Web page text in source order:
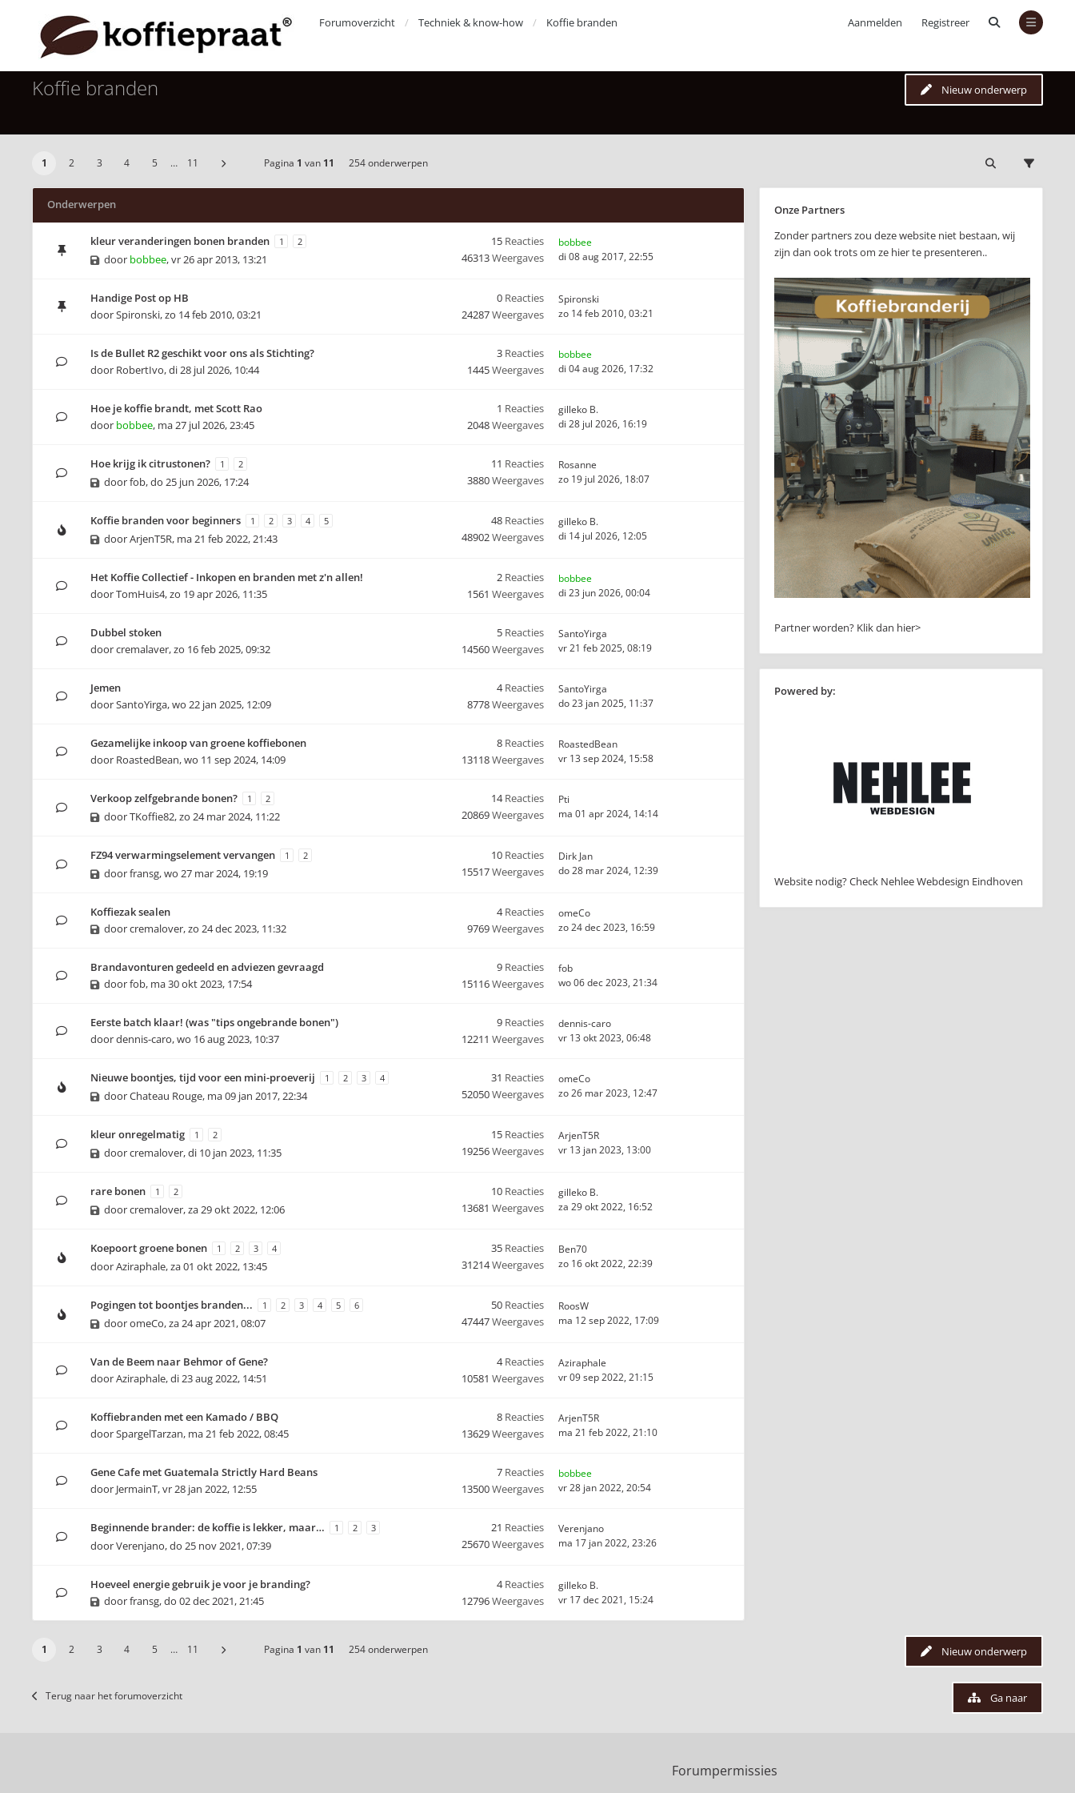
Aanmelden Registreer
Forumoverzicht Techniek & know-how Koffie branden
Koffie branden Nieuw onderwerp
1 2 3 4 5 … 11 Pagina 1 van 11 254 onderwerpen
Onderwerpen
kleur veranderingen bonen branden 1 2
door bobbee,vr 26 apr 2013, 13:21
15 Reacties
46313Weergaves
bobbee
di 08 aug 2017, 22:55
Handige Post op HB
doorSpironski,zo 14 feb 2010, 03:21
0 Reacties
24287Weergaves
Spironski
zo 14 feb 2010, 03:21
Is de Bullet R2 geschikt voor ons als Stichting?
door RobertIvo,di 28 jul 2026, 10:44
3 Reacties
1445Weergaves
bobbee
di 04 aug 2026, 17:32
Hoe je koffie brandt, met Scott Rao
door bobbee, ma 27 jul 2026, 23:45
1 Reacties
2048Weergaves
gilleko B.
di 28 jul 2026, 16:19
Hoe krijg ik citrustonen? 1 2
doorfob,do 25 jun 2026, 17:24
11 Reacties
3880Weergaves
Rosanne
zo 19 jul 2026, 18:07
Koffie branden voor beginners 1 2 3 4 5
doorArjenT5R, ma 21 feb 2022, 21:43
48 Reacties
48902Weergaves
gilleko B.
di 14 jul 2026, 12:05
Het Koffie Collectief - Inkopen en branden met z'n allen!
doorTomHuis4,zo 19 apr 2026, 11:35
2 Reacties
1561 Weergaves
bobbee
di 23 jun 2026, 00:04
Dubbel stoken
doorcremalaver,zo 16 feb 2025, 09:32
5 Reacties
14560Weergaves
SantoYirga
vr 21 feb 2025, 08:19
Jemen
doorSantoYirga,wo 22 jan 2025, 12:09
4Reacties
8778Weergaves
SantoYirga
do 23 jan 2025, 11:37
Gezamelijke inkoop van groene koffiebonen
door RoastedBean,wo 11 sep 2024, 14:09
8 Reacties
13118Weergaves
RoastedBean
vr 13 sep 2024, 15:58
Verkoop zelfgebrande bonen? 1 2
doorTKoffie82,zo 24 mar 2024, 11:22
14Reacties
20869Weergaves
Pti
ma 01 apr 2024, 14:14
FZ94 verwarmingselement vervangen 1 2
doorfransg,wo 27 mar 2024, 19:19
10 Reacties
15517Weergaves
Dirk Jan
do 28 mar 2024, 12:39
Koffiezak sealen
doorcremalover,zo 24 dec 2023, 11:32
4Reacties
9769Weergaves
omeCo
zo 24 dec 2023, 16:59
Brandavonturen gedeeld en adviezen gevraagd
doorfob, ma 30 okt 2023, 17:54
9 Reacties
15116Weergaves
fob
wo 06 dec 2023, 21:34
Eerste batch klaar! (was "tips ongebrande bonen")
doordennis-caro,wo 16 aug 2023, 10:37
9 Reacties
12211 Weergaves
dennis-caro
vr 13 okt 2023, 06:48
Nieuwe boontjes, tijd voor een mini-proeverij 1 2 3 4
doorChateau Rouge, ma 09 jan 2017, 22:34
31 Reacties
52050Weergaves
omeCo
zo 26 mar 2023, 12:47
kleur onregelmatig 1 2
doorcremalover,di 10 jan 2023, 11:35
15 Reacties
19256Weergaves
ArjenT5R
vr 13 jan 2023, 13:00
rare bonen 1 2
doorcremalover,za 29 okt 2022, 12:06
10 Reacties
13681 Weergaves
gilleko B.
za 29 okt 2022, 16:52
Koepoort groene bonen 1 2 3 4
doorAziraphale,za 01 okt 2022, 13:45
35 Reacties
31214Weergaves
Ben70
zo 16 okt 2022, 22:39
Pogingen tot boontjes branden... 1 2 3 4 5 6
dooromeCo,za 24 apr 2021, 08:07
50 Reacties
47447Weergaves
RoosW
ma 12 sep 2022, 17:09
Van de Beem naar Behmor of Gene?
doorAziraphale,di 23 aug 2022, 14:51
4Reacties
10581 Weergaves
Aziraphale
vr 09 sep 2022, 21:15
Koffiebranden met een Kamado / BBQ
doorSpargelTarzan, ma 21 feb 2022, 08:45
8 Reacties
13629Weergaves
ArjenT5R
ma 21 feb 2022, 21:10
Gene Cafe met Guatemala Strictly Hard Beans
door JermainT,vr 28 jan 2022, 12:55
7 Reacties
13500Weergaves
bobbee
vr 28 jan 2022, 20:54
Beginnende brander: de koffie is lekker, maar… 1 2 3
doorVerenjano,do 25 nov 2021, 07:39
21 Reacties
25670Weergaves
Verenjano
ma 17 jan 2022, 23:26
Hoeveel energie gebruik je voor je branding?
doorfransg,do 02 dec 2021, 21:45
4Reacties
12796Weergaves
gilleko B.
vr 17 dec 2021, 15:24
Onze Partners
Zonder partners zou deze website niet bestaan, wij
zijn dan ook trots om ze hier te presenteren..
Partner worden? Klik dan hier>
Powered by:
Website nodig? Check Nehlee Webdesign Eindhoven
Nieuw onderwerp
1 2 3 4 5 … 11 Pagina 1 van 11 254 onderwerpen
Terug naar het forumoverzicht Ga naar
Forumpermissies